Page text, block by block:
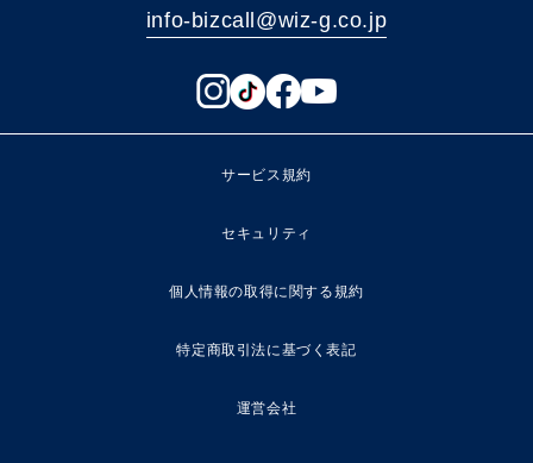
info-bizcall@wiz-g.co.jp
サービス規約
セキュリティ
個人情報の取得に関する規約
特定商取引法に基づく表記
運営会社